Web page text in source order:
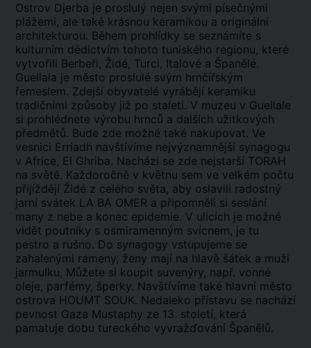
Ostrov Djerba je proslulý nejen svými písečnými
plážemi, ale také krásnou keramikou a originální
architekturou. Během prohlídky se seznámíte s
kulturním dědictvím tohoto tuniského regionu, které
vytvořili Berbeři, Židé, Turci, Italové a Španělé.
Guellala je město proslulé svým hrnčířským
řemeslem. Zdejší obyvatelé vyrábějí keramiku
tradičními způsoby již po staletí. V muzeu v Guellale
si prohlédnete výrobu hrnců a dalších užitkových
předmětů. Bude zde možné také nakupovat. Ve
vesnici Erriadh navštívíme nejvýznamnější synagogu
v Africe, El Ghriba. Nachází se zde nejstarší TORAH
na světě. Každoročně v květnu sem ve velkém počtu
přijíždějí Židé z celého světa, aby oslavili radostný
jarní svátek LA BA OMER a připomněli si seslání
many z nebe a konec epidemie. V ulicích je možné
vidět poutníky s osmiramenným svícnem, je tu
pestro a rušno. Do synagogy vstupujeme se
zahalenými rameny, ženy mají na hlavě šátek a muži
jarmulku, Můžete si koupit suvenýry, např. vonné
oleje, parfémy, šperky. Navštívíme také hlavní město
ostrova HOUMT SOUK. Nedaleko přístavu se nachází
pevnost Gaza Mustaphy ze 13. století, která
pamatuje dobu tureckého vyvražďování Španělů.